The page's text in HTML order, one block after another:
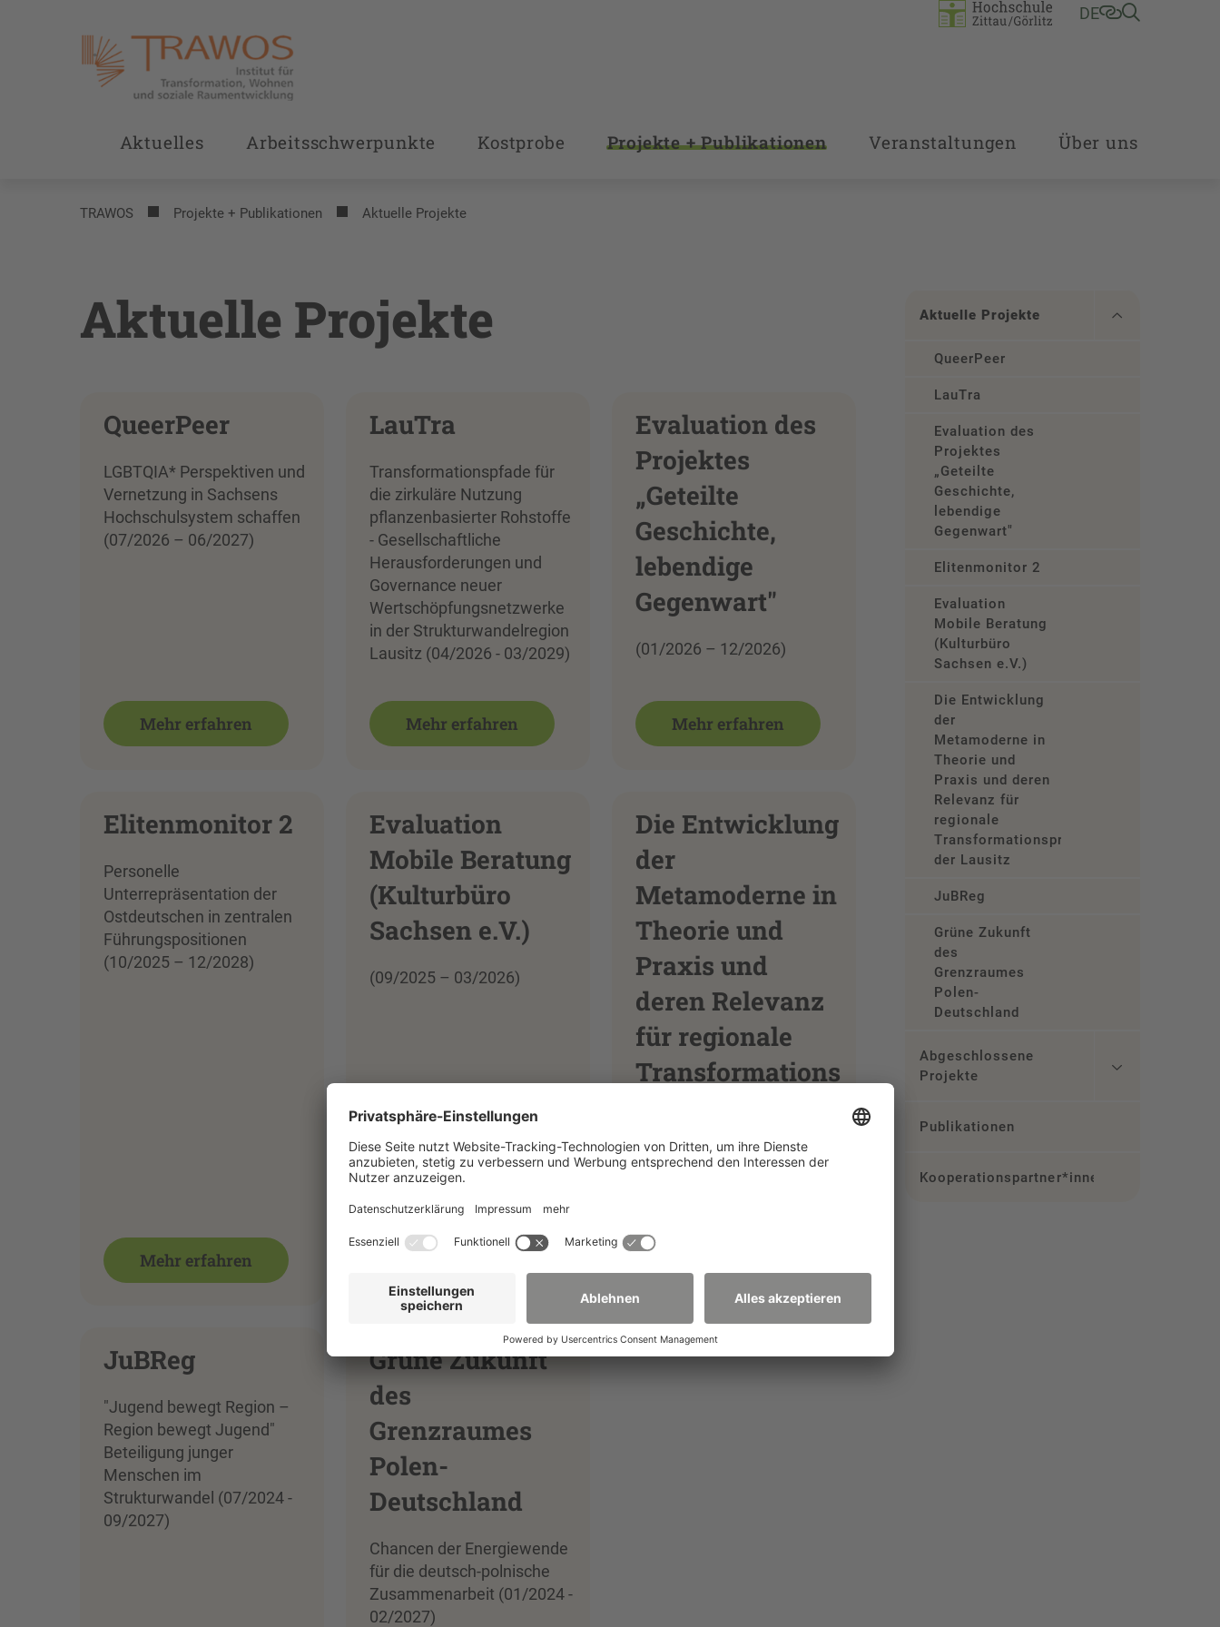
DE
Aktuelles Arbeitsschwerpunkte Kostprobe Projekte + Publikationen Veranstaltungen Über uns
TRAWOS Projekte + Publikationen Aktuelle Projekte
Aktuelle Projekte
QueerPeer
LGBTQIA* Perspektiven und
Vernetzung in Sachsens
Hochschulsystem schaffen
(07/2026 – 06/2027)
Mehr erfahren
LauTra
Transformationspfade für
die zirkuläre Nutzung
pflanzenbasierter Rohstoffe
- Gesellschaftliche
Herausforderungen und
Governance neuer
Wertschöpfungsnetzwerke
in der Strukturwandelregion
Lausitz (04/2026 - 03/2029)
Mehr erfahren
Evaluation des
Projektes
„Geteilte
Geschichte,
lebendige
Gegenwart"
(01/2026 – 12/2026)
Mehr erfahren
Elitenmonitor 2
Personelle
Unterrepräsentation der
Ostdeutschen in zentralen
Führungspositionen
(10/2025 – 12/2028)
Mehr erfahren
Evaluation
Mobile Beratung
(Kulturbüro
Sachsen e.V.)
(09/2025 – 03/2026)
Die Entwicklung
der
Metamoderne in
Theorie und
Praxis und
deren Relevanz
für regionale
Transformations
Lausitz
JuBReg
"Jugend bewegt Region –
Region bewegt Jugend"
Beteiligung junger
Menschen im
Strukturwandel (07/2024 -
09/2027)
Grüne Zukunft
des
Grenzraumes
Polen-
Deutschland
Chancen der Energiewende
für die deutsch-polnische
Zusammenarbeit (01/2024 -
02/2027)
Aktuelle Projekte
QueerPeer
LauTra
Evaluation des
Projektes
„Geteilte
Geschichte,
lebendige
Gegenwart"
Elitenmonitor 2
Evaluation
Mobile Beratung
(Kulturbüro
Sachsen e.V.)
Die Entwicklung
der
Metamoderne in
Theorie und
Praxis und deren
Relevanz für
regionale
Transformationsprozesse
der Lausitz
JuBReg
Grüne Zukunft
des
Grenzraumes
Polen-
Deutschland
Abgeschlossene
Projekte
Publikationen
Kooperationspartner*innen